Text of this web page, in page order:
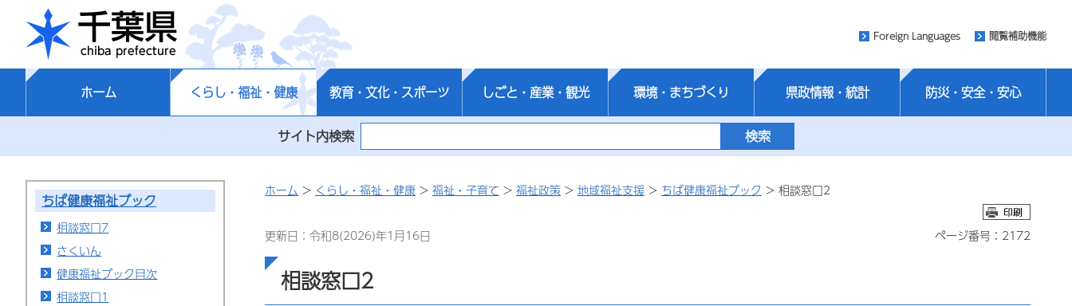
千葉県
Foreign Languages 閲覧補助機能
ホーム くらし・福祉・健康 教育・文化・スポーツ しごと・産業・観光 環境・まちづくり 県政情報・統計 防災・安全・安心
サイト内検索
ちば健康福祉ブック
相談窓口7
さくいん
健康福祉ブック目次
相談窓口1
ホーム > くらし・福祉・健康 > 福祉・子育て > 福祉政策 > 地域福祉支援 > ちば健康福祉ブック > 相談窓口2
更新日：令和8(2026)年1月16日 ページ番号：2172
相談窓口2